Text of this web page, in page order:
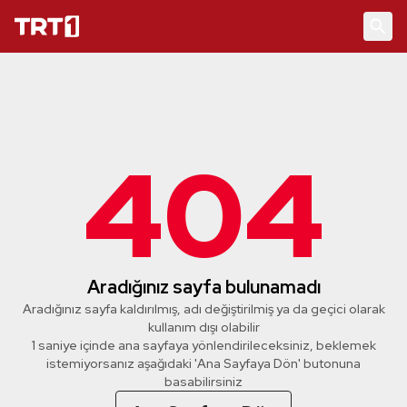
404
Aradığınız sayfa bulunamadı
Aradığınız sayfa kaldırılmış, adı değiştirilmiş ya da geçici olarak
kullanım dışı olabilir
1 saniye içinde ana sayfaya yönlendirileceksiniz, beklemek
istemiyorsanız aşağıdaki 'Ana Sayfaya Dön' butonuna
basabilirsiniz